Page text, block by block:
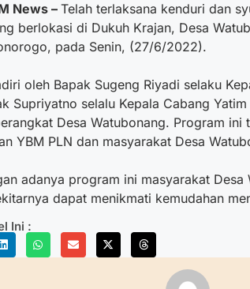
News – Telah terlaksana kenduri dan
berlokasi di Dukuh Krajan, Desa
pada Senin, (27/6/2022).
oleh Bapak Sugeng Riyadi selaku
Supriyatno selalu Kepala Cabang
Desa Watubonang. Program ini
YBM PLN dan masyarakat Desa
adanya program ini masyarakat Desa
dapat menikmati kemudahan
Ini :